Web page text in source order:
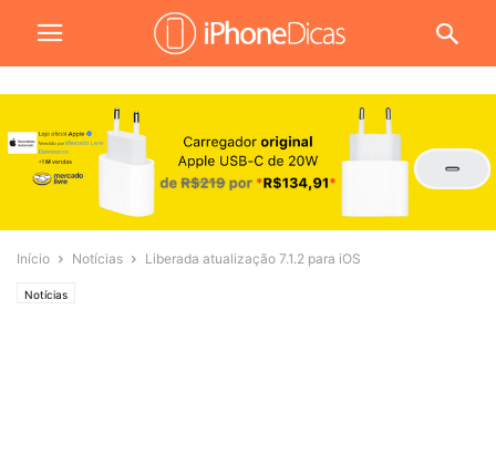
Início Notícias Liberada atualização 7.1.2 para iOS
Notícias